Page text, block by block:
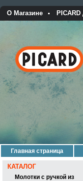
О Магазине
Главная страница
КАТАЛОГ
Молотки с ручкой из